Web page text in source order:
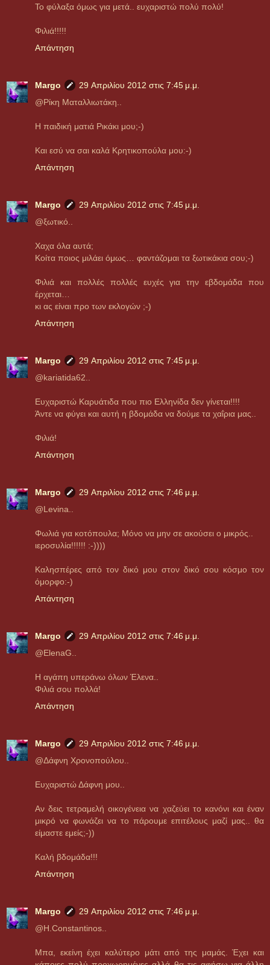
Το φύλαξα όμως για μετά.. ευχαριστώ πολύ πολύ!
Φιλιά!!!!!
Απάντηση
Margo
29 Απριλίου 2012 στις 7:45 μ.μ.
@Ρίκη Ματαλλιωτάκη..
Η παιδική ματιά Ρικάκι μου;-)
Και εσύ να σαι καλά Κρητικοπούλα μου:-)
Απάντηση
Margo
29 Απριλίου 2012 στις 7:45 μ.μ.
@ξωτικό..
Χαχα όλα αυτά;
Κοίτα ποιος μιλάει όμως… φαντάζομαι τα ξωτικάκια σου;-)
Φιλιά και πολλές πολλές ευχές για την εβδομάδα που
έρχεται…
κι ας είναι προ των εκλογών ;-)
Απάντηση
Margo
29 Απριλίου 2012 στις 7:45 μ.μ.
@kariatida62..
Ευχαριστώ Καρυάτιδα που πιο Ελληνίδα δεν γίνεται!!!!
Άντε να φύγει και αυτή η βδομάδα να δούμε τα χαΐρια μας..
Φιλιά!
Απάντηση
Margo
29 Απριλίου 2012 στις 7:46 μ.μ.
@Levina..
Φωλιά για κοτόπουλα; Μόνο να μην σε ακούσει ο μικρός..
ιεροσυλία!!!!!! :-))))
Καλησπέρες από τον δικό μου στον δικό σου κόσμο τον
όμορφο:-)
Απάντηση
Margo
29 Απριλίου 2012 στις 7:46 μ.μ.
@ElenaG..
Η αγάπη υπεράνω όλων Έλενα..
Φιλιά σου πολλά!
Απάντηση
Margo
29 Απριλίου 2012 στις 7:46 μ.μ.
@Δάφνη Χρονοπούλου..
Ευχαριστώ Δάφνη μου..
Αν δεις τετραμελή οικογένεια να χαζεύει το κανόνι και έναν
μικρό να φωνάζει να το πάρουμε επιτέλους μαζί μας.. θα
είμαστε εμείς;-))
Καλή βδομάδα!!!
Απάντηση
Margo
29 Απριλίου 2012 στις 7:46 μ.μ.
@H.Constantinos..
Μπα, εκείνη έχει καλύτερο μάτι από της μαμάς. Έχει και